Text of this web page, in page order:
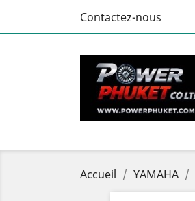
Contactez-nous
Accueil YAMAHA